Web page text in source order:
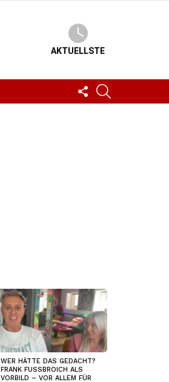
AKTUELLSTE
FOLLOW
US
WER HÄTTE DAS GEDACHT?
FRANK FUSSBROICH ALS
VORBILD – VOR ALLEM FÜR